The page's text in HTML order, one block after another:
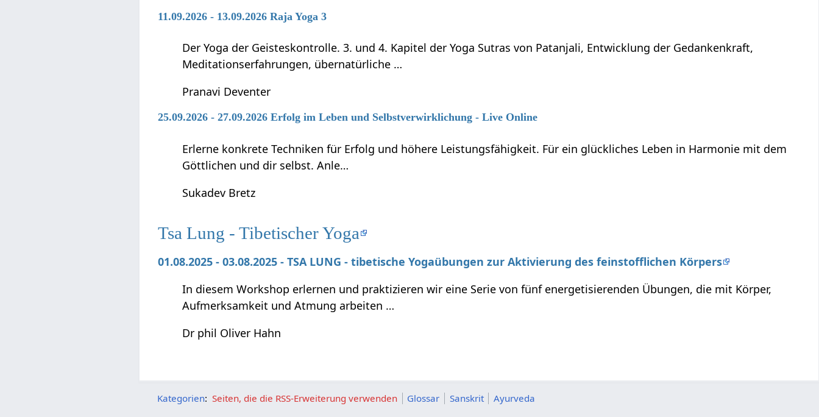
11.09.2026 - 13.09.2026 Raja Yoga 3
Der Yoga der Geisteskontrolle. 3. und 4. Kapitel der Yoga Sutras von Patanjali, Entwicklung der Gedankenkraft,
Meditationserfahrungen, übernatürliche …
Pranavi Deventer
25.09.2026 - 27.09.2026 Erfolg im Leben und Selbstverwirklichung - Live Online
Erlerne konkrete Techniken für Erfolg und höhere Leistungsfähigkeit. Für ein glückliches Leben in Harmonie mit dem
Göttlichen und dir selbst. Anle…
Sukadev Bretz
Tsa Lung - Tibetischer Yoga
01.08.2025 - 03.08.2025 - TSA LUNG - tibetische Yogaübungen zur Aktivierung des feinstofflichen Körpers
In diesem Workshop erlernen und praktizieren wir eine Serie von fünf energetisierenden Übungen, die mit Körper,
Aufmerksamkeit und Atmung arbeiten …
Dr phil Oliver Hahn
Kategorien: Seiten, die die RSS-Erweiterung verwenden Glossar Sanskrit Ayurveda